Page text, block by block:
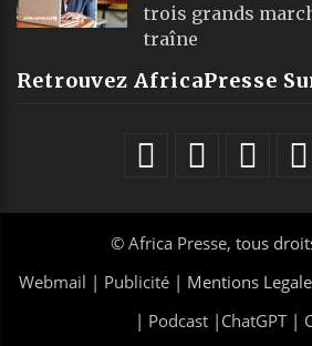
trois grands
traîne
Retrouvez AfricaPresse
© Africa Presse, tous
Webmail | Publicité | Mentions
| Podcast| ChatGPT|